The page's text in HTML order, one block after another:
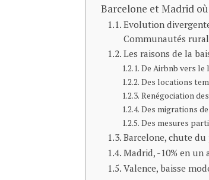
Barcelone et Madrid
Evolution
Communautés
Les raisons de la
De Airbnb vers le
Des locations
Renégociation
Des migrations
Des mesures
Barcelone, chute
Madrid, -10% en un
Valence, baisse